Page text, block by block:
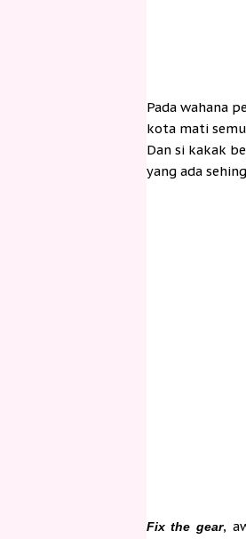
Pada wahana
kota mati
Dan si kakak
yang ada
Fix the gear,